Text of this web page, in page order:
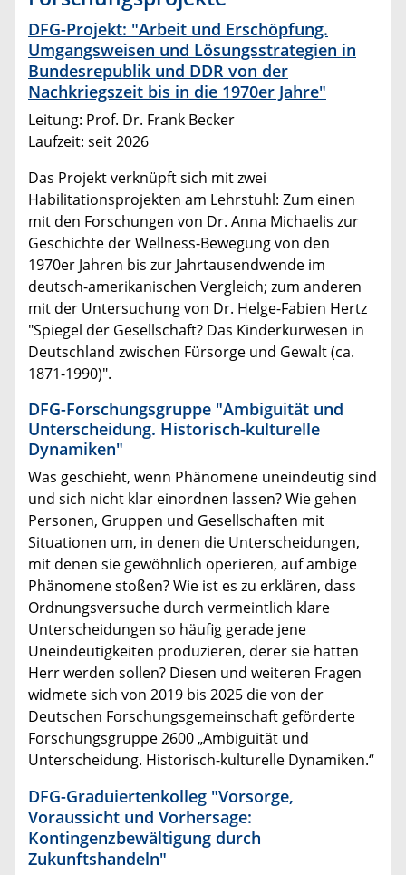
DFG-Projekt: "Arbeit und Erschöpfung.
Umgangsweisen und Lösungsstrategien in
Bundesrepublik und DDR von der
Nachkriegszeit bis in die 1970er Jahre"
Leitung: Prof. Dr. Frank Becker
Laufzeit: seit 2026
Das Projekt verknüpft sich mit zwei
Habilitationsprojekten am Lehrstuhl: Zum einen
mit den Forschungen von Dr. Anna Michaelis zur
Geschichte der Wellness-Bewegung von den
1970er Jahren bis zur Jahrtausendwende im
deutsch-amerikanischen Vergleich; zum anderen
mit der Untersuchung von Dr. Helge-Fabien Hertz
"Spiegel der Gesellschaft? Das Kinderkurwesen in
Deutschland zwischen Fürsorge und Gewalt (ca.
1871-1990)".
DFG-Forschungsgruppe "Ambiguität und
Unterscheidung. Historisch-kulturelle
Dynamiken"
Was geschieht, wenn Phänomene uneindeutig sind
und sich nicht klar einordnen lassen? Wie gehen
Personen, Gruppen und Gesellschaften mit
Situationen um, in denen die Unterscheidungen,
mit denen sie gewöhnlich operieren, auf ambige
Phänomene stoßen? Wie ist es zu erklären, dass
Ordnungsversuche durch vermeintlich klare
Unterscheidungen so häufig gerade jene
Uneindeutigkeiten produzieren, derer sie hatten
Herr werden sollen? Diesen und weiteren Fragen
widmete sich von 2019 bis 2025 die von der
Deutschen Forschungsgemeinschaft geförderte
Forschungsgruppe 2600 „Ambiguität und
Unterscheidung. Historisch-kulturelle Dynamiken.“
DFG-Graduiertenkolleg "Vorsorge,
Voraussicht und Vorhersage:
Kontingenzbewältigung durch
Zukunftshandeln"